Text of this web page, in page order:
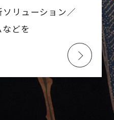
リューション／
どを